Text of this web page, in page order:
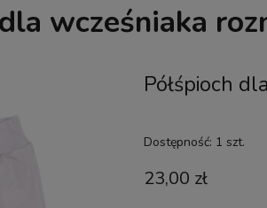
wcześniaka
Półśpioch
Dostępność: 1 szt.
23,00 zł